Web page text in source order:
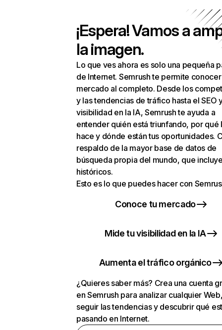
¡Espera! Vamos a
la imagen.
Lo que ves ahora es solo una pequeña
de Internet. Semrush te permite
mercado al completo. Desde los
y las tendencias de tráfico hasta el SEO
visibilidad en la IA, Semrush te ayuda a
entender quién está triunfando, por qué
hace y dónde están tus oportunidades.
respaldo de la mayor base de datos de
búsqueda propia del mundo, que
históricos.
Esto es lo que puedes hacer con
Conoce tu mercado
Mide tu visibilidad en la IA
Aumenta el tráfico orgánico
¿Quieres saber más? Crea una cuenta
en Semrush para analizar cualquier
seguir las tendencias y descubrir qué
pasando en Internet.